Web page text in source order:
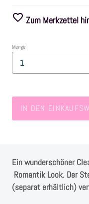
Frühling/Ostern
Maritim/Sommer
Weihnachten
Instagram
Kranzliebe
Zum Merkzettel
Menge
IN DEN
Ein wunderschöner
Romantik Look. Der
(separat erhältlich)